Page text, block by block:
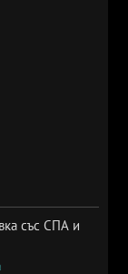
със СПА и